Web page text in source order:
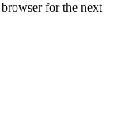
for the next